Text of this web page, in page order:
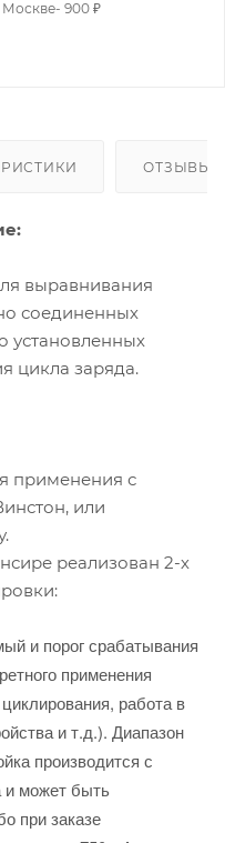
900 ₽
ОТЗЫВЫ
выравнивания
соединенных
установленных
цикла заряда.
применения с
или
2-х
и порог срабатывания
применения
работа в
и т.д.). Диапазон
производится с
и может быть
при заказе